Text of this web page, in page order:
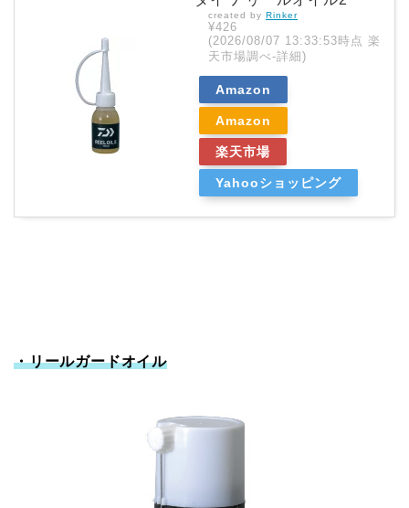
created by Rinker
¥426
(2026/08/07 13:33:53時点 楽
天市場調べ-詳細)
Amazon
Amazon
楽天市場
Yahooショッピング
・リールガードオイル